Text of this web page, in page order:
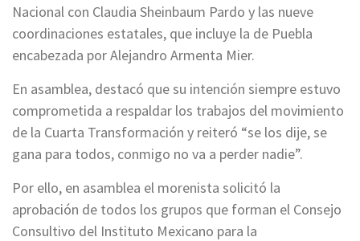
Nacional con Claudia Sheinbaum Pardo y las nueve
coordinaciones estatales, que incluye la de Puebla
encabezada por Alejandro Armenta Mier.
En asamblea, destacó que su intención siempre estuvo
comprometida a respaldar los trabajos del movimiento
de la Cuarta Transformación y reiteró “se los dije, se
gana para todos, conmigo no va a perder nadie”.
Por ello, en asamblea el morenista solicitó la
aprobación de todos los grupos que forman el Consejo
Consultivo del Instituto Mexicano para la